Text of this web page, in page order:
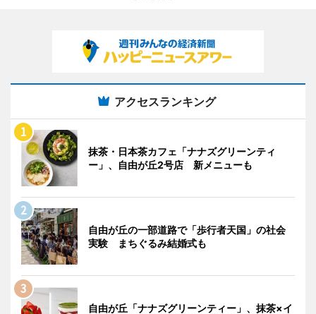
アクセスランキング
抹茶・日本茶カフェ「ナナズグリーンティ
ー」、自由が丘2号店 新メニューも
自由が丘の一部道路で「歩行者天国」の社会
実験 まちぐるみ結婚式も
自由が丘「ナナズグリーンティー」、抹茶×イ